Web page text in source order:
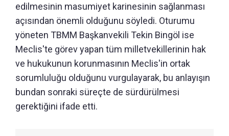
edilmesinin masumiyet karinesinin sağlanması
açısından önemli olduğunu söyledi. Oturumu
yöneten TBMM Başkanvekili Tekin Bingöl ise
Meclis'te görev yapan tüm milletvekillerinin hak
ve hukukunun korunmasının Meclis'in ortak
sorumluluğu olduğunu vurgulayarak, bu anlayışın
bundan sonraki süreçte de sürdürülmesi
gerektiğini ifade etti.